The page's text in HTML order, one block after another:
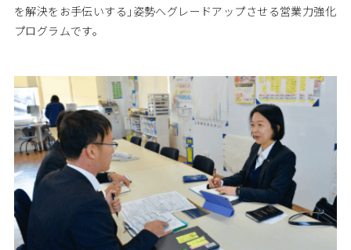
を解決をお手伝いする｣姿勢へグレードアップさせる営業力強化
プログラムです。